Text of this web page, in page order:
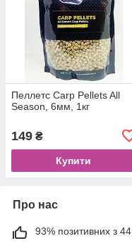
Пеллетс Carp Pellets All
Season, 6мм, 1кг
149 ₴
Купити
Про нас
93% позитивних з 44